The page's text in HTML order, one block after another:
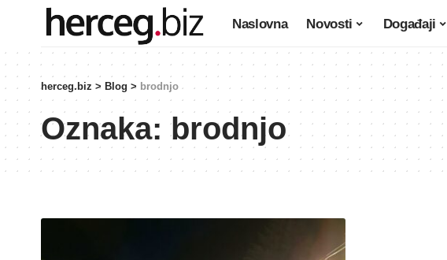
Naslovna Novosti Događaji
herceg.biz > Blog > brodnjo
Oznaka:brodnjo